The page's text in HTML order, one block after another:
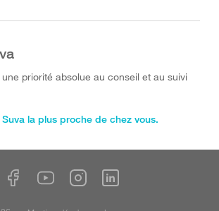
priorité absolue au conseil et au suivi
la plus proche de chez vous.